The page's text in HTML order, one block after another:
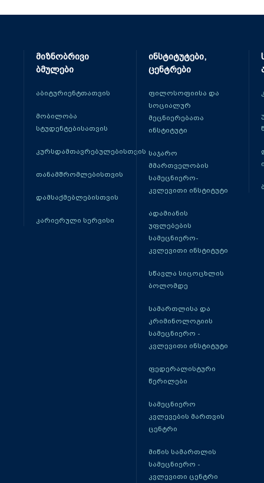
მიზნობრივი
ბმულები
აბიტურიენტთათვის
მობილობა
სტუდენტებისათვის
კურსდამთავრებულებისთვის
თანამშრომლებისთვის
დამსაქმებლებისთვის
კარიერული სერვისი
ინსტიტუტები,
ცენტრები
ფილოსოფიისა და
სოციალურ
მეცნიერებათა
ინსტიტუტი
საჯარო
მმართველობის
სამეცნიერო-
კვლევითი ინსტიტუტი
ადამიანის
უფლებების
სამეცნიერო-
კვლევითი ინსტიტუტი
სწავლა სიცოცხლის
ბოლომდე
სამართლისა და
კრიმინოლოგიის
სამეცნიერო -
კვლევითი ინსტიტუტი
ფედერალისტური
წერილები
სამეცნიერო
კვლევების მართვის
ცენტრი
მიწის სამართლის
სამეცნიერო -
კვლევითი ცენტრი